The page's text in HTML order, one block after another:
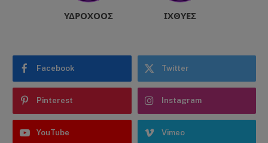
ΥΔΡΟΧΌΟΣ ΙΧΘΎΕΣ
Facebook Twitter
Pinterest Instagram
YouTube Vimeo